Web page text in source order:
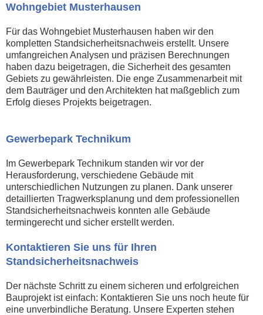
Wohngebiet Musterhausen
Für das Wohngebiet Musterhausen haben wir den
kompletten Standsicherheitsnachweis erstellt. Unsere
umfangreichen Analysen und präzisen Berechnungen
haben dazu beigetragen, die Sicherheit des gesamten
Gebiets zu gewährleisten. Die enge Zusammenarbeit mit
dem Bauträger und den Architekten hat maßgeblich zum
Erfolg dieses Projekts beigetragen.
Gewerbepark Technikum
Im Gewerbepark Technikum standen wir vor der
Herausforderung, verschiedene Gebäude mit
unterschiedlichen Nutzungen zu planen. Dank unserer
detaillierten Tragwerksplanung und dem professionellen
Standsicherheitsnachweis konnten alle Gebäude
termingerecht und sicher erstellt werden.
Kontaktieren Sie uns für Ihren
Standsicherheitsnachweis
Der nächste Schritt zu einem sicheren und erfolgreichen
Bauprojekt ist einfach: Kontaktieren Sie uns noch heute für
eine unverbindliche Beratung. Unsere Experten stehen